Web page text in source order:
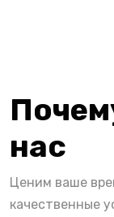
нас
Ценим ваше
качественные